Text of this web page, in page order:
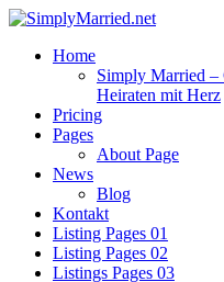
Home
Simply Married –
Heiraten mit Herz
Pricing
Pages
About Page
News
Blog
Kontakt
Listing Pages 01
Listing Pages 02
Listings Pages 03